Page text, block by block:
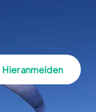
Hier anmelden